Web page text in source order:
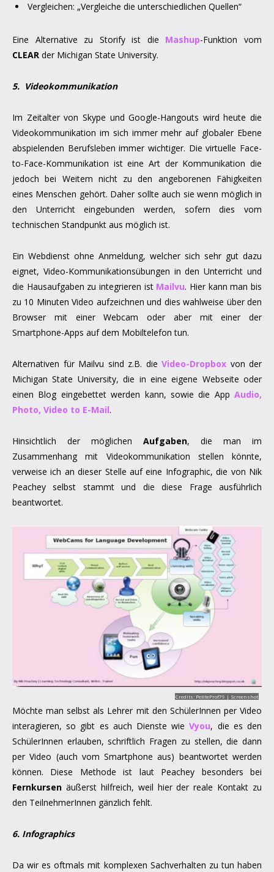
Vergleichen: „Vergleiche die unterschiedlichen Quellen“
Eine Alternative zu Storify ist die Mashup-Funktion vom
CLEAR der Michigan State University.
5. Videokommunikation
Im Zeitalter von Skype und Google-Hangouts wird heute die
Videokommunikation im sich immer mehr auf globaler Ebene
abspielenden Berufsleben immer wichtiger. Die virtuelle Face-
to-Face-Kommunikation ist eine Art der Kommunikation die
jedoch bei Weitem nicht zu den angeborenen Fähigkeiten
eines Menschen gehört. Daher sollte auch sie wenn möglich in
den Unterricht eingebunden werden, sofern dies vom
technischen Standpunkt aus möglich ist.
Ein Webdienst ohne Anmeldung, welcher sich sehr gut dazu
eignet, Video-Kommunikationsübungen in den Unterricht und
die Hausaufgaben zu integrieren ist Mailvu. Hier kann man bis
zu 10 Minuten Video aufzeichnen und dies wahlweise über den
Browser mit einer Webcam oder aber mit einer der
Smartphone-Apps auf dem Mobiltelefon tun.
Alternativen für Mailvu sind z.B. die Video-Dropbox von der
Michigan State University, die in eine eigene Webseite oder
einen Blog eingebettet werden kann, sowie die App Audio,
Photo, Video to E-Mail.
Hinsichtlich der möglichen Aufgaben, die man im
Zusammenhang mit Videokommunikation stellen könnte,
verweise ich an dieser Stelle auf eine Infographic, die von Nik
Peachey selbst stammt und die diese Frage ausführlich
beantwortet.
Credits: PetiteProf79 | Screenshot
Möchte man selbst als Lehrer mit den SchülerInnen per Video
interagieren, so gibt es auch Dienste wie Vyou, die es den
SchülerInnen erlauben, schriftlich Fragen zu stellen, die dann
per Video (auch vom Smartphone aus) beantwortet werden
können. Diese Methode ist laut Peachey besonders bei
Fernkursen äußerst hilfreich, weil hier der reale Kontakt zu
den TeilnehmerInnen gänzlich fehlt.
6. Infographics
Da wir es oftmals mit komplexen Sachverhalten zu tun haben